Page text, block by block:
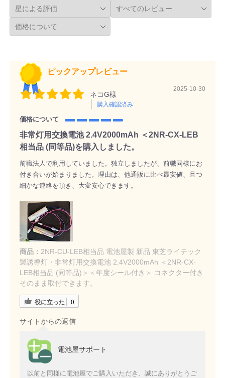
ピックアップレビュー
ネコG様
購入確認済み
2025-10-30
価格について
非常灯用交換電池 2.4V2000mAh ＜2NR-CX-LEB
相当品 (同等品)を購入しました。
前職法人で利用していました。独立しましたが、前職同様にお
付き合いが始まりました。理由は、他通販に比べ最安値、且つ
細かな連絡を頂き、大変安心できます。
商品： 2NR-CU-LEB相当品 電池屋製 新品 東芝ライテック
製誘導灯・非常灯用交換電池 2.4V2000mAh ＜2NR-CX-
LEB相当品 (同等品)＞＜年度シール付き＞ コネクター付き
そのまま取付できます。
役に立った 0
サイトからの返信
電池屋サポート
以前と同様に電池屋でご購入いただき、誠にありがとうご